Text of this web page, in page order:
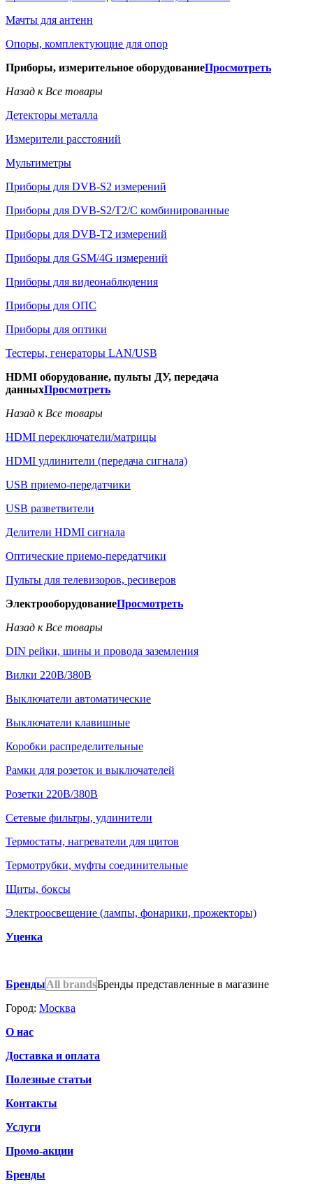
Мачты для антенн
Опоры, комплектующие для опор
Приборы, измерительное оборудованиеПросмотреть
Назад к Все товары
Детекторы металла
Измерители расстояний
Мультиметры
Приборы для DVB-S2 измерений
Приборы для DVB-S2/T2/C комбинированные
Приборы для DVB-T2 измерений
Приборы для GSM/4G измерений
Приборы для видеонаблюдения
Приборы для ОПС
Приборы для оптики
Тестеры, генераторы LAN/USB
HDMI оборудование, пульты ДУ, передача
данныхПросмотреть
Назад к Все товары
HDMI переключатели/матрицы
HDMI удлинители (передача сигнала)
USB приемо-передатчики
USB разветвители
Делители HDMI сигнала
Оптические приемо-передатчики
Пульты для телевизоров, ресиверов
ЭлектрооборудованиеПросмотреть
Назад к Все товары
DIN рейки, шины и провода заземления
Вилки 220В/380В
Выключатели автоматические
Выключатели клавишные
Коробки распределительные
Рамки для розеток и выключателей
Розетки 220В/380В
Сетевые фильтры, удлинители
Термостаты, нагреватели для щитов
Термотрубки, муфты соединительные
Щиты, боксы
Электроосвещение (лампы, фонарики, прожекторы)
Уценка
БрендыAll brandsБренды представленные в магазине
Город: Москва
О нас
Доставка и оплата
Полезные статьи
Контакты
Услуги
Промо-акции
Бренды